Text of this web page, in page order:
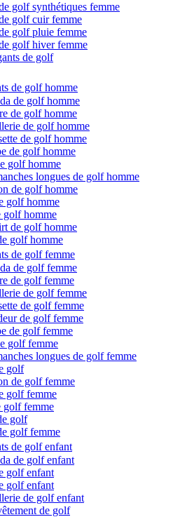
golf synthétiques femme
golf cuir femme
golf pluie femme
golf hiver femme
de golf
de golf homme
de golf homme
de golf homme
de golf homme
de golf homme
de golf homme
golf homme
longues de golf homme
de golf homme
golf homme
golf homme
de golf homme
golf homme
de golf femme
de golf femme
de golf femme
de golf femme
de golf femme
de golf femme
de golf femme
golf femme
longues de golf femme
golf
de golf femme
golf femme
golf femme
golf
golf femme
de golf enfant
de golf enfant
golf enfant
golf enfant
de golf enfant
de golf